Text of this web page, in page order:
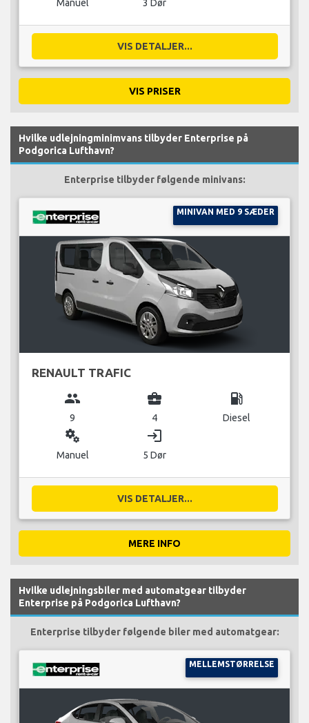
Manuel 3 Dør
VIS DETALJER...
VIS PRISER
Hvilke udlejningminimvans tilbyder Enterprise på
Podgorica Lufthavn?
Enterprise tilbyder følgende minivans:
MINIVAN MED 9 SÆDER
RENAULT TRAFIC
group
9
business_center
4
local_gas_station
Diesel
miscellaneous_services
Manuel
login
5 Dør
VIS DETALJER...
MERE INFO
Hvilke udlejningsbiler med automatgear tilbyder
Enterprise på Podgorica Lufthavn?
Enterprise tilbyder følgende biler med automatgear:
MELLEMSTØRRELSE